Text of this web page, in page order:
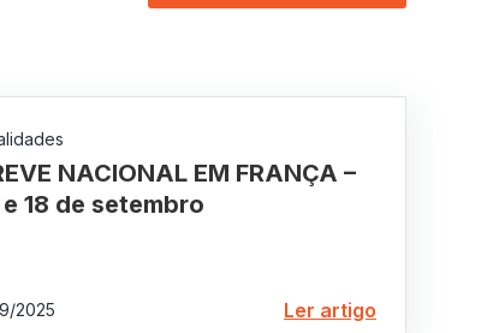
NACIONAL EM FRANÇA –
e 18 de setembro
2025 Ler artigo